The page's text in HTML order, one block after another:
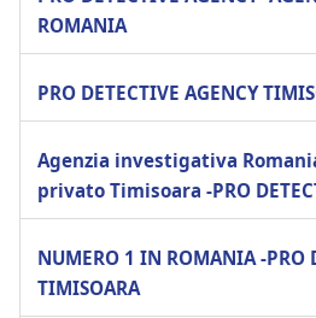
ROMANIA
PRO DETECTIVE AGENCY
Agenzia investigativa
privato Timisoara -PRO
NUMERO 1 IN ROMANIA -PRO
TIMISOARA